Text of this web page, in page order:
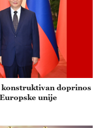
konstruktivan doprinos
unije